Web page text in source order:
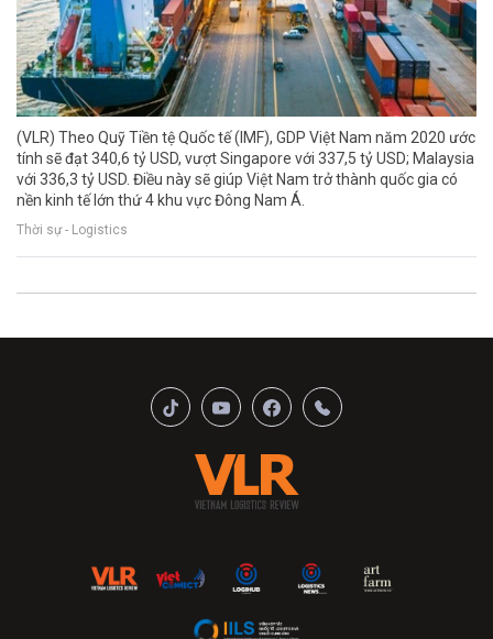
(VLR) Theo Quỹ Tiền tệ Quốc tế (IMF), GDP Việt Nam năm 2020 ước
tính sẽ đạt 340,6 tỷ USD, vượt Singapore với 337,5 tỷ USD; Malaysia
với 336,3 tỷ USD. Điều này sẽ giúp Việt Nam trở thành quốc gia có
nền kinh tế lớn thứ 4 khu vực Đông Nam Á.
Thời sự - Logistics